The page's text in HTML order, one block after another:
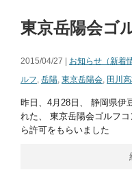
東京岳陽会ゴ
2015/04/27 | お知らせ（新着
ルフ, 岳陽, 東京岳陽会, 田川
昨日、4月28日、 静岡県伊
れた、 東京岳陽会ゴルフ
ら許可をもらいました